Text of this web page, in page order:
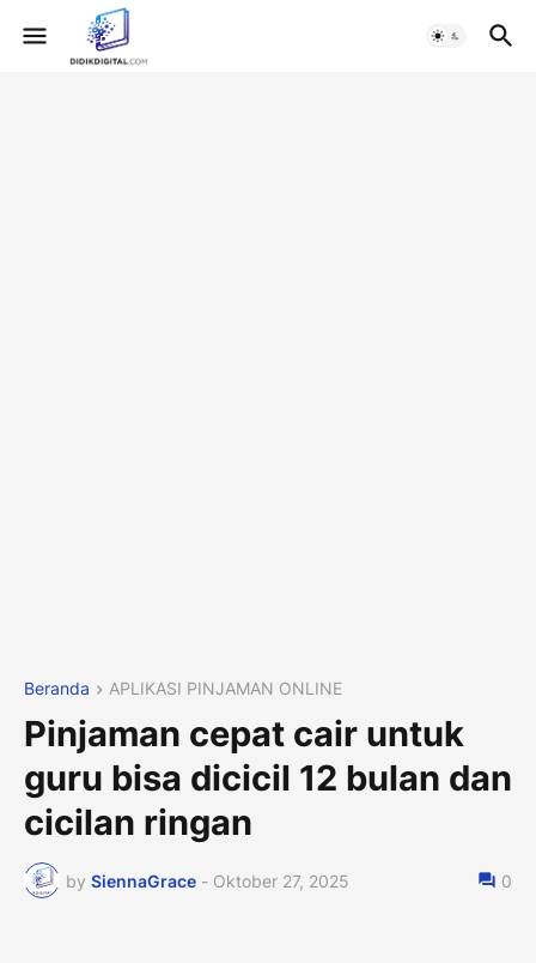
Beranda APLIKASI PINJAMAN ONLINE
Pinjaman cepat cair untuk
guru bisa dicicil 12 bulan dan
cicilan ringan
by SiennaGrace - Oktober 27, 2025 0